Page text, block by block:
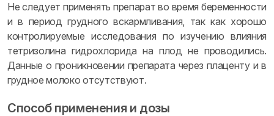
Не следует применять препарат во время беременности
и в период грудного вскармливания, так как хорошо
контролируемые исследования по изучению влияния
тетризолина гидрохлорида на плод не проводились.
Данные о проникновении препарата через плаценту и в
грудное молоко отсутствуют.
Способ применения и дозы